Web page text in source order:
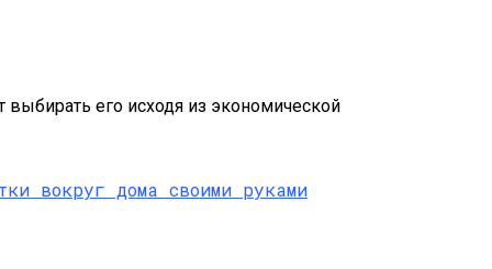
его исходя из экономической